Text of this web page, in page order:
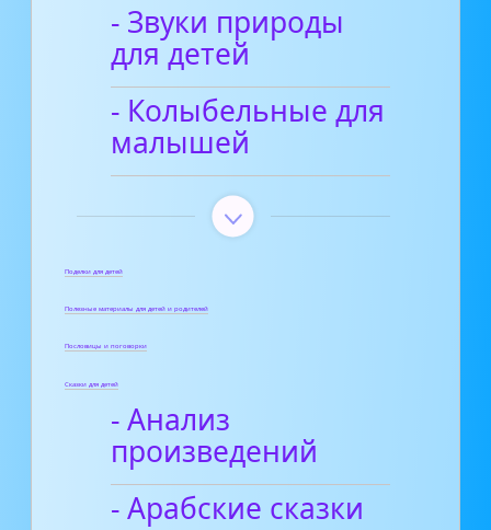
- Звуки природы
для детей
- Колыбельные для
малышей
Поделки для детей
Полезные материалы для детей и родителей
Пословицы и поговорки
Сказки для детей
- Анализ
произведений
- Арабские сказки